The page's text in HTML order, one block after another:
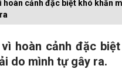
hoàn cảnh đặc biệt khó khăn
hoàn cảnh đặc
do mình tự gây ra.